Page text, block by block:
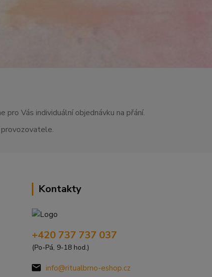
pro Vás individuální objednávku na přání.
provozovatele.
Kontakty
+420 737 737 037
(Po-Pá, 9-18 hod.)
info@ritualbrno-eshop.cz